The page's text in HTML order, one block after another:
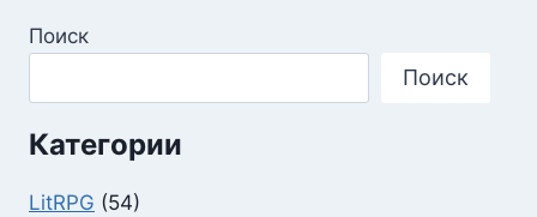
Поиск
Поиск
Категории
LitRPG (54)